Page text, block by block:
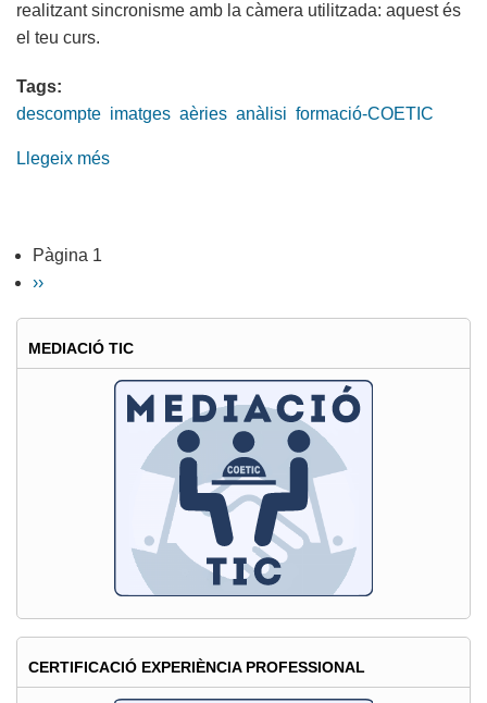
realitzant sincronisme amb la càmera utilitzada: aquest és
el teu curs.
Tags:
descompte imatges aèries anàlisi formació-COETIC
Llegeix més
Curs
especialitzat
d'anàlisi
d'imatges
Paginació
Pàgina 1
Pàgina
››
MEDIACIÓ TIC
CERTIFICACIÓ EXPERIÈNCIA PROFESSIONAL